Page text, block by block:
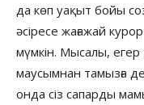
да көп уақыт бойы
әсіресе жағажай
мүмкін. Мысалы, егер
маусымнан тамызға
онда сіз сапарды